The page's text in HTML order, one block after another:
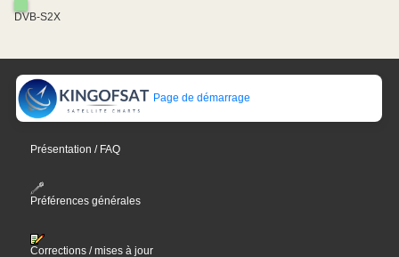
DVB-S2X
Page de démarrage
Présentation / FAQ
Préférences générales
Corrections / mises à jour